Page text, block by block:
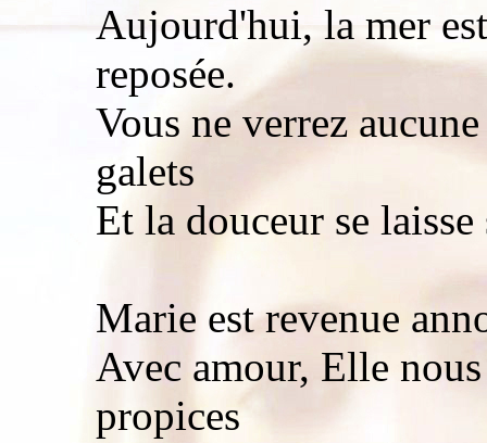
Aujourd'hui, la mer
reposée.
Vous ne verrez
galets
Et la douceur se
Marie est revenue
Avec amour, Elle
propices